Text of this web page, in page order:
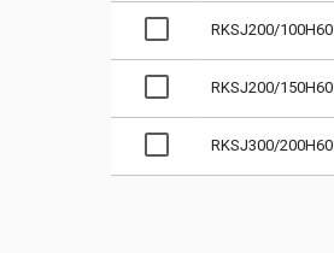
RKSJ200/100H60
RKSJ200/150H60
RKSJ300/200H60